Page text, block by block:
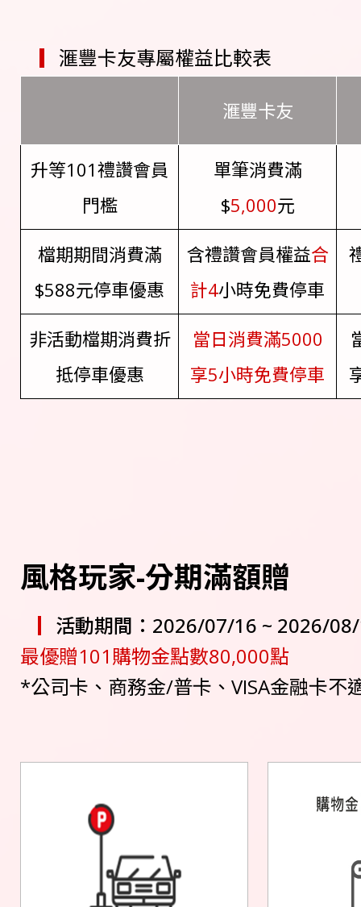
滙豐卡友專屬權益比較表
滙豐卡友
升等101禮讚會員
門檻
單筆消費滿
$5,000元
檔期期間消費滿
$588元停車優惠
含禮讚會員權益合
計4小時免費停車
非活動檔期消費折
抵停車優惠
當日消費滿5000
享5小時免費停車
風格玩家-分期滿額贈
活動期間：2026/07/16 ~ 2026/
最優贈101購物金點數80,000點
*公司卡、商務金/普卡、VISA金融卡不